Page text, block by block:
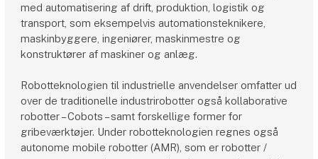
med automatisering af drift, produktion, logistik og
transport, som eksempelvis automationsteknikere,
maskinbyggere, ingeniører, maskinmestre og
konstruktører af maskiner og anlæg.
Robotteknologien til industrielle anvendelser omfatter ud
over de traditionelle industrirobotter også kollaborative
robotter – Cobots – samt forskellige former for
gribeværktøjer. Under robotteknologien regnes også
autonome mobile robotter (AMR), som er robotter /